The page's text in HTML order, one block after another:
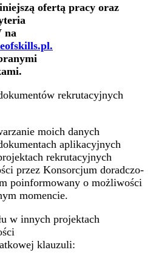
ofertą pracy oraz
na
rekrutacyjnych
moich danych
aplikacyjnych
rekrutacyjnych
przez Konsorcjum doradczo-
poinformowany o możliwości
momencie.
w innych projektach
klauzuli: